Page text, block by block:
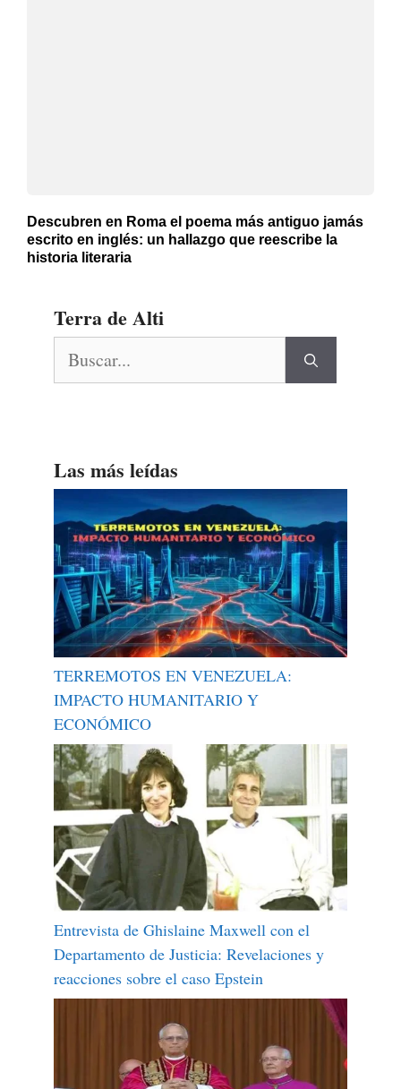
Descubren en Roma el poema más antiguo jamás
escrito en inglés: un hallazgo que reescribe la
historia literaria
Terra de Alti
Las más leídas
TERREMOTOS EN VENEZUELA:
IMPACTO HUMANITARIO Y
ECONÓMICO
Entrevista de Ghislaine Maxwell con el
Departamento de Justicia: Revelaciones y
reacciones sobre el caso Epstein